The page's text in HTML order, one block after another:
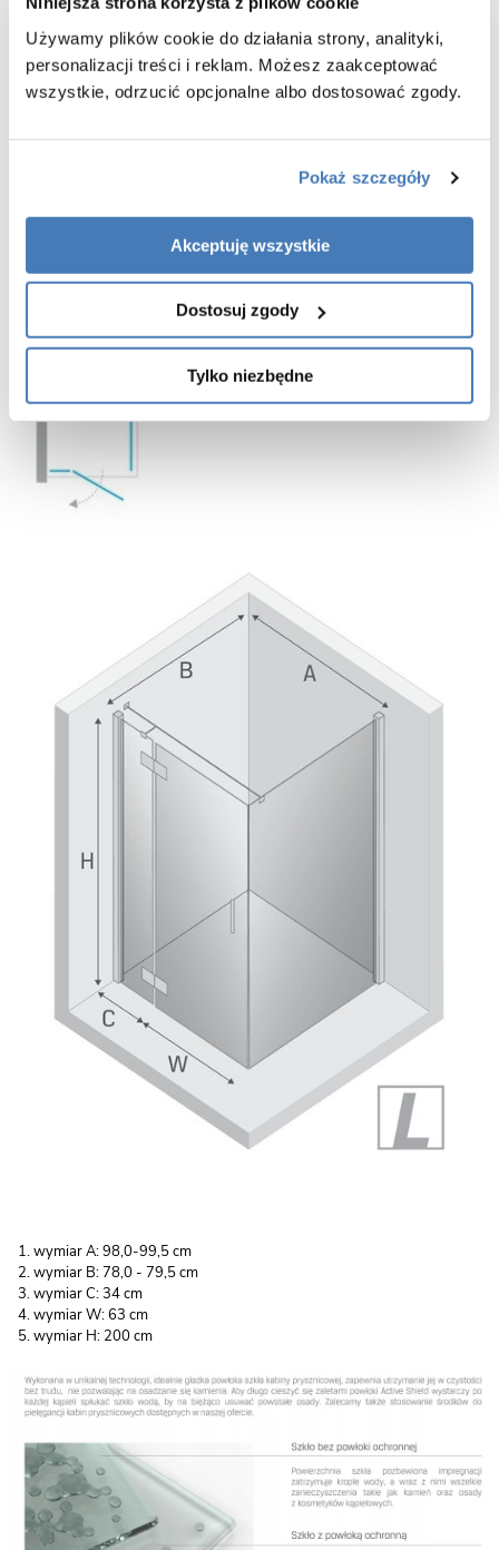
Używamy plików cookie do działania strony, analityki,
personalizacji treści i reklam. Możesz zaakceptować
wszystkie, odrzucić opcjonalne albo dostosować zgody.
Pokaż szczegóły
Akceptuję wszystkie
Dostosuj zgody
Tylko niezbędne
szybki montaż
drzwi przystosowane do montażu bezpośrednio na posadzce lub
brodziku
montaż z listwą progową lub bez
- listwa progowa jest elementem pomocnym w zachowaniu lepszej
- listwa progowa oraz dodatkowa uszczelka znajdują się w zestawie
z pozostałymi częściami kabiny prysznicowej
wymiar A: 98,0-99,5 cm
wymiar B: 78,0 - 79,5 cm
wymiar C: 34 cm
wymiar W: 63 cm
wymiar H: 200 cm